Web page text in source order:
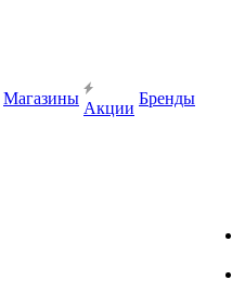
Магазины
Акции
Бренды